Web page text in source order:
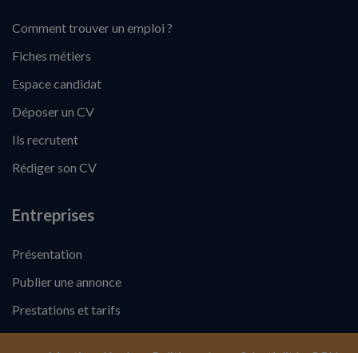
Comment trouver un emploi ?
Fiches métiers
Espace candidat
Déposer un CV
Ils recrutent
Rédiger son CV
Entreprises
Présentation
Publier une annonce
Prestations et tarifs